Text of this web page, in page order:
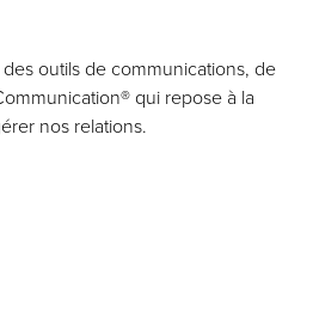
outils de communications, de
qui repose à la
nos relations.